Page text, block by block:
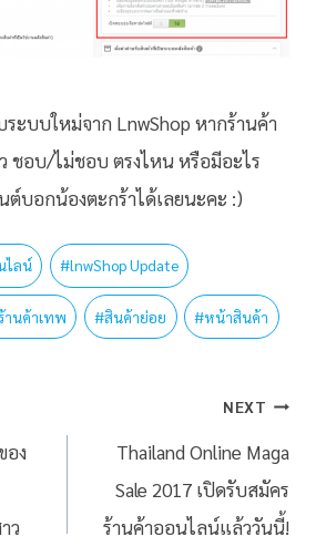
ระบบใหม่จาก LnwShop หากร้านค้า
ชอบ/ไม่ชอบ ตรงไหน หรือมีอะไร
บอกน้องตะกร้าได้เลยนะคะ :)
ไลน์ #lnwShop Update
านค้าเทพ #สินค้าย่อย #หน้าสินค้า
อง
ว
NEXT
Thailand Online Maga
Sale 2017 เปิดรับสมัคร
ร้านค้าออนไลน์แล้ววันนี้!